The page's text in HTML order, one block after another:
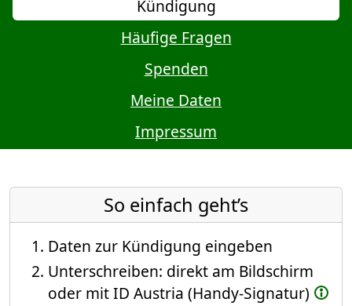
Kündigung
Häufige Fragen
Spenden
Meine Daten
Impressum
So einfach geht’s
Daten zur Kündigung eingeben
Unterschreiben: direkt am Bildschirm
oder mit ID Austria (Handy-Signatur)